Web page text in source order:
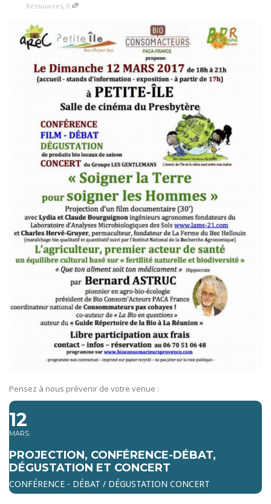
Ressources, 0
Pensez à nous prévenir de votre venue :
12
MARS
PROJECTION, CONFÉRENCE-DÉBAT,
DÉGUSTATION ET CONCERT
CONFÉRENCE - DÉBAT / DÉGUSTATION CONCERT